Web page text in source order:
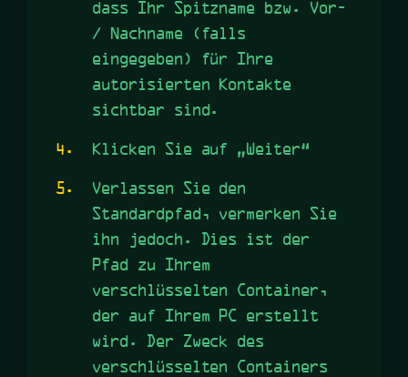
dass Ihr Spitzname bzw. Vor-
/ Nachname (falls
eingegeben) für Ihre
autorisierten Kontakte
sichtbar sind.
Klicken Sie auf „Weiter“
Verlassen Sie den
Standardpfad, vermerken Sie
ihn jedoch. Dies ist der
Pfad zu Ihrem
verschlüsselten Container,
der auf Ihrem PC erstellt
wird. Der Zweck des
verschlüsselten Containers